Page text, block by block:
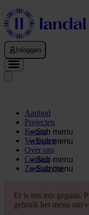
Inloggen
Aanbod
Projecten
Sub menu
Kopen
Sub menu
Verkopen
Over ons
Sub menu
Contact
Sub menu
Zoekservice
Er is iets mis gegaan.
gebruik het menu om